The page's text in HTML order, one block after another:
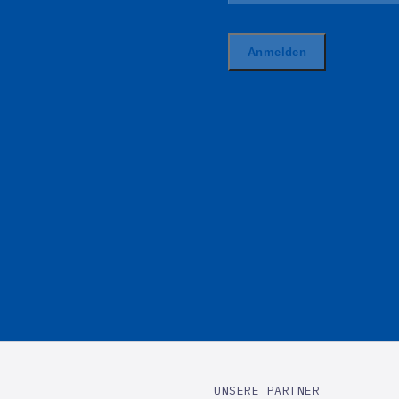
UNSERE PARTNER